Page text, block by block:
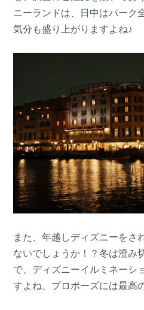
ニーランドは、日中はパーク
気分も盛り上がりますよね♪
また、年越しディズニーをさ
ないでしょうか！？冬は澄み
で、ディズニーイルミネーシ
すよね、プロポーズには最高